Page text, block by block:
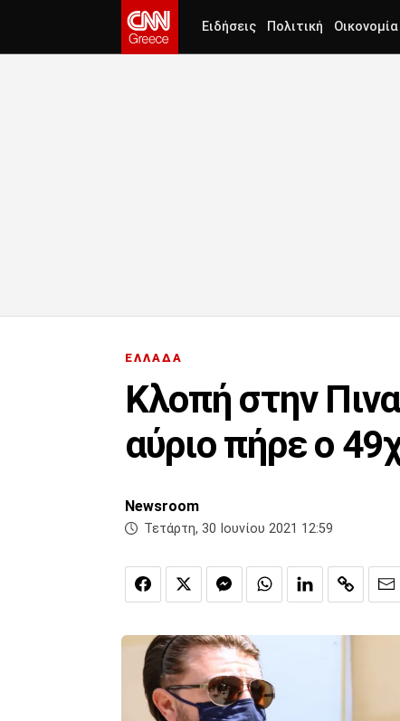
Ειδήσεις Πολιτική Οικονομία
ΕΛΛΑΔΑ
Κλοπή στην
αύριο πήρε ο
Newsroom
Τετάρτη, 30 Ιουνίου 2021 12:59